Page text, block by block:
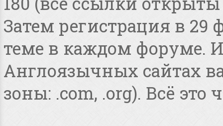
Затем регистрация в 29
теме в каждом форуме.
Англоязычных сайтах
зоны: .com, .org). Всё это